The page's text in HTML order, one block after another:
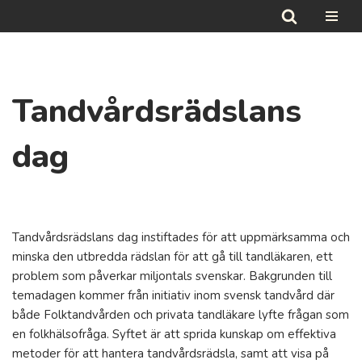
Tandvårdsrädslans
dag
Tandvårdsrädslans dag instiftades för att uppmärksamma och
minska den utbredda rädslan för att gå till tandläkaren, ett
problem som påverkar miljontals svenskar. Bakgrunden till
temadagen kommer från initiativ inom svensk tandvård där
både Folktandvården och privata tandläkare lyfte frågan som
en folkhälsofråga. Syftet är att sprida kunskap om effektiva
metoder för att hantera tandvårdsrädsla, samt att visa på